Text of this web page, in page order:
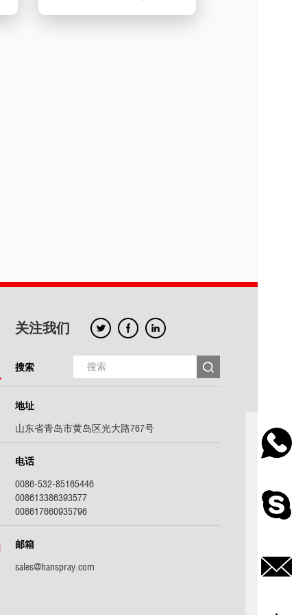
关注我们
搜索
地址
山东省青岛市黄岛区光大路767号
电话
0086-532-85165446
008613386393577
008617660935796
邮箱
sales@hanspray.com